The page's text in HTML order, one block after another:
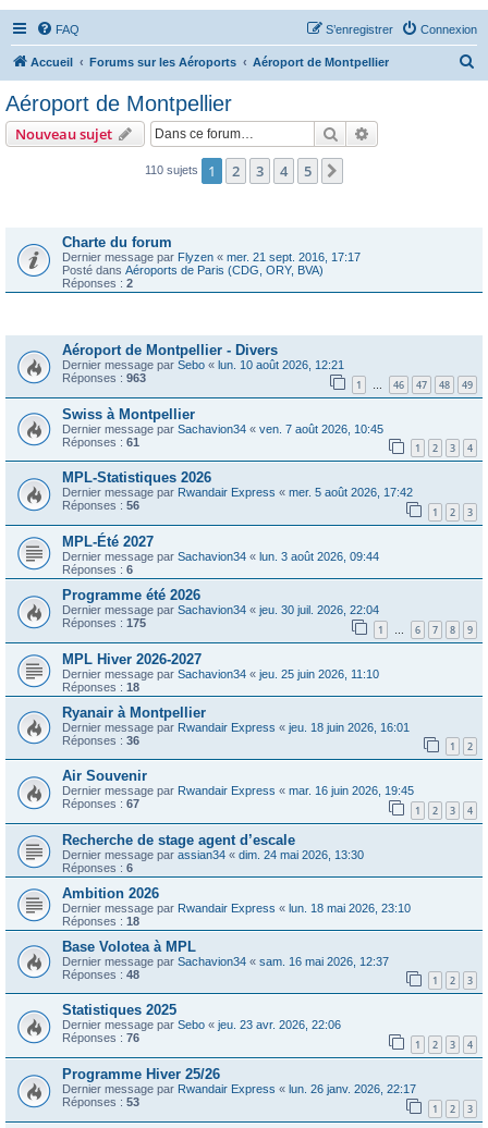
FAQ Connexion
S’enregistrer
Accueil Forums sur les Aéroports Aéroport de Montpellier
r
Aéroport de Montpellier
Nouveau sujet Rechercher
110 sujets 1 2 3 4 5
Charte du forum
Dernier message par Flyzen « mer. 21 sept. 2016, 17:17
Posté dans Aéroports de Paris (CDG, ORY, BVA)
Réponses : 2
Aéroport de Montpellier - Divers
Dernier message par Sebo « lun. 10 août 2026, 12:21
Réponses : 963 1 … 46 47 48 49
Swiss à Montpellier
Dernier message par Sachavion34 « ven. 7 août 2026, 10:45
Réponses : 61 1 2 3 4
MPL-Statistiques 2026
Dernier message par Rwandair Express « mer. 5 août 2026, 17:42
Réponses : 56 1 2 3
MPL-Été 2027
Dernier message par Sachavion34 « lun. 3 août 2026, 09:44
Réponses : 6
Programme été 2026
Dernier message par Sachavion34 « jeu. 30 juil. 2026, 22:04
Réponses : 175 1 … 6 7 8 9
MPL Hiver 2026-2027
Dernier message par Sachavion34 « jeu. 25 juin 2026, 11:10
Réponses : 18
Ryanair à Montpellier
Dernier message par Rwandair Express « jeu. 18 juin 2026, 16:01
Réponses : 36 1 2
Air Souvenir
Dernier message par Rwandair Express « mar. 16 juin 2026, 19:45
Réponses : 67 1 2 3 4
Recherche de stage agent d’escale
Dernier message par assian34 « dim. 24 mai 2026, 13:30
Réponses : 6
Ambition 2026
Dernier message par Rwandair Express « lun. 18 mai 2026, 23:10
Réponses : 18
Base Volotea à MPL
Dernier message par Sachavion34 « sam. 16 mai 2026, 12:37
Réponses : 48 1 2 3
Statistiques 2025
Dernier message par Sebo « jeu. 23 avr. 2026, 22:06
Réponses : 76 1 2 3 4
Programme Hiver 25/26
Dernier message par Rwandair Express « lun. 26 janv. 2026, 22:17
Réponses : 53 1 2 3